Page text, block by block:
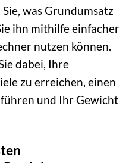
was Grundumsatz
ihn mithilfe einfacher
nutzen können.
dabei, Ihre
zu erreichen, einen
und Ihr Gewicht